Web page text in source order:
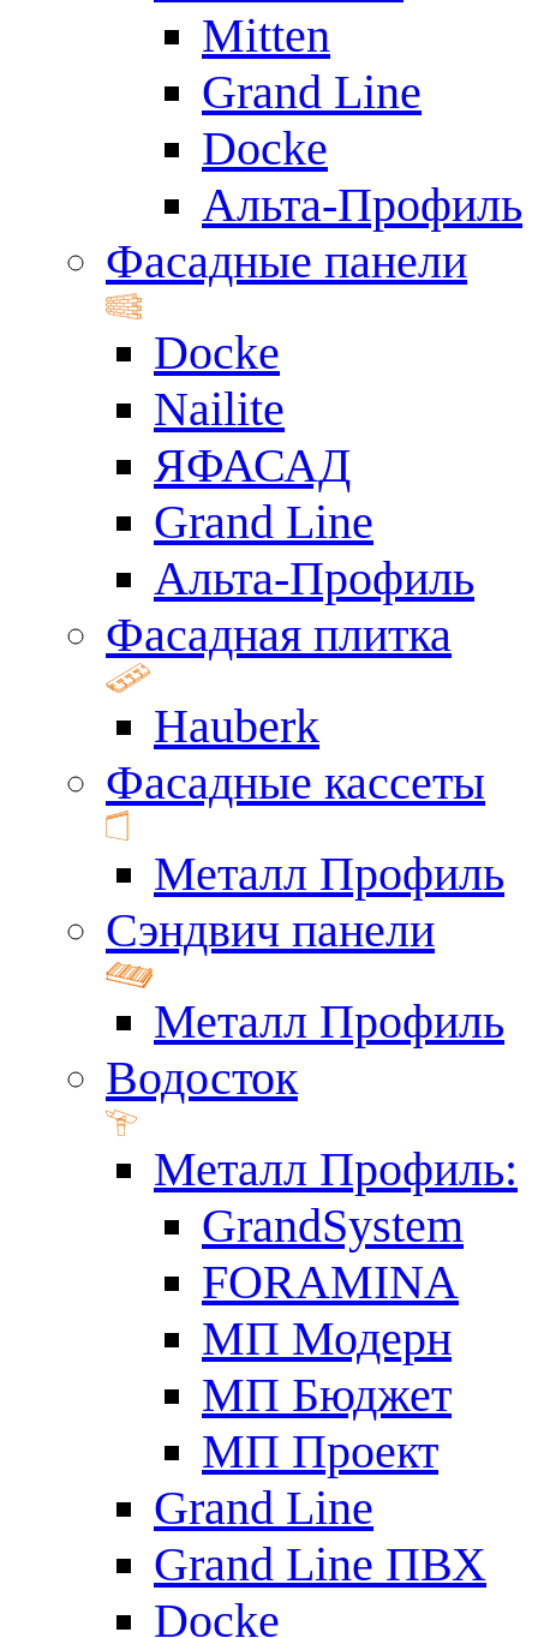
Mitten
Grand Line
Docke
Альта-Профиль
Фасадные панели
Docke
Nailite
ЯФАСАД
Grand Line
Альта-Профиль
Фасадная плитка
Hauberk
Фасадные кассеты
Металл Профиль
Сэндвич панели
Металл Профиль
Водосток
Металл Профиль:
GrandSystem
FORAMINA
МП Модерн
МП Бюджет
МП Проект
Grand Line
Grand Line ПВХ
Docke